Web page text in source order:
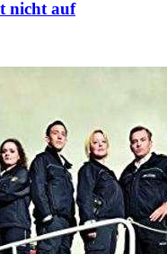
nicht auf